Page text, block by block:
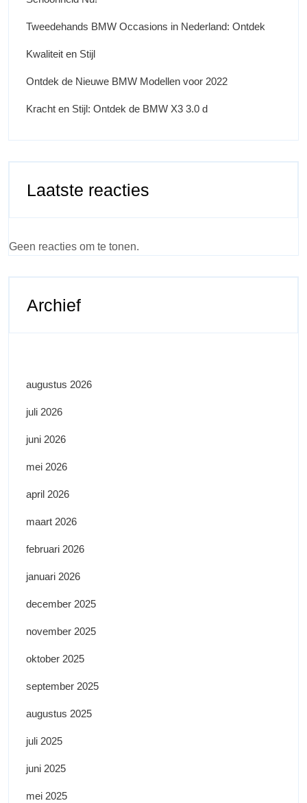
Tweedehands BMW Occasions in Nederland: Ontdek
Kwaliteit en Stijl
Ontdek de Nieuwe BMW Modellen voor 2022
Kracht en Stijl: Ontdek de BMW X3 3.0 d
Laatste reacties
Geen reacties om te tonen.
Archief
augustus 2026
juli 2026
juni 2026
mei 2026
april 2026
maart 2026
februari 2026
januari 2026
december 2025
november 2025
oktober 2025
september 2025
augustus 2025
juli 2025
juni 2025
mei 2025